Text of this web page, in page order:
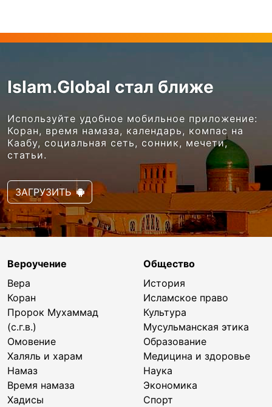
Islam.Global стал ближе
Используйте удобное мобильное приложение:
Коран, время намаза, календарь, компас на
Каабу, социальная сеть, сонник, мечети,
статьи.
ЗАГРУЗИТЬ
Вероучение
Вера
Коран
Пророк Мухаммад
(с.г.в.)
Омовение
Халяль и харам
Намаз
Время намаза
Хадисы
Общество
История
Исламское право
Культура
Мусульманская этика
Образование
Медицина и здоровье
Наука
Экономика
Спорт